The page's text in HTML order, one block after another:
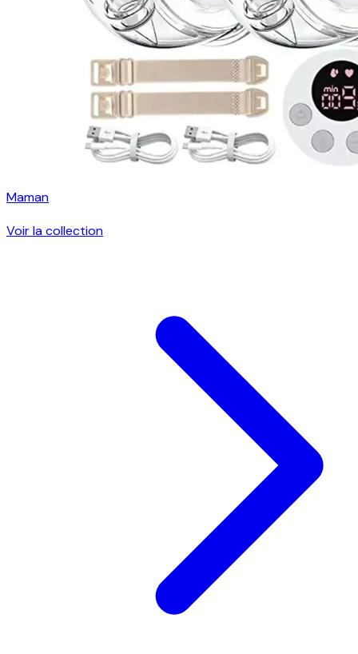
Maman
Voir la collection